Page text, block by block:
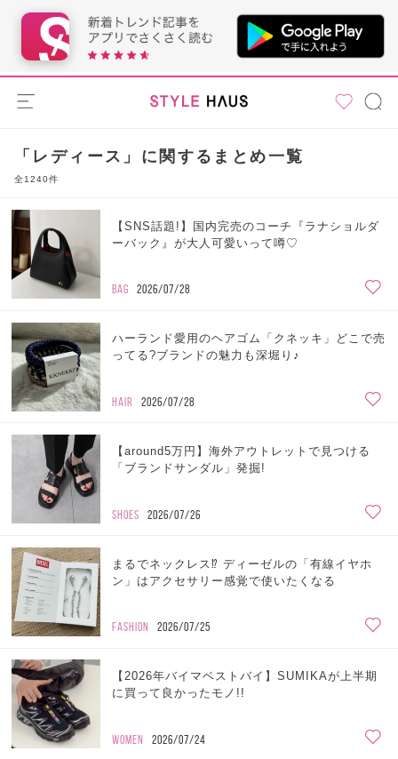
「レディース」に関するまとめ一覧
全1240件
【SNS話題!】国内完売のコーチ『ラナショルダ
ーバック』が大人可愛いって噂♡
BAG 2026/07/28
ハーランド愛用のヘアゴム「クネッキ」どこで売
ってる?ブランドの魅力も深堀り♪
HAIR 2026/07/28
【around5万円】海外アウトレットで見つける
「ブランドサンダル」発掘!
SHOES 2026/07/26
まるでネックレス⁉ ディーゼルの「有線イヤホ
ン」はアクセサリー感覚で使いたくなる
FASHION 2026/07/25
【2026年バイマベストバイ】SUMIKAが上半期
に買って良かったモノ!!
WOMEN 2026/07/24